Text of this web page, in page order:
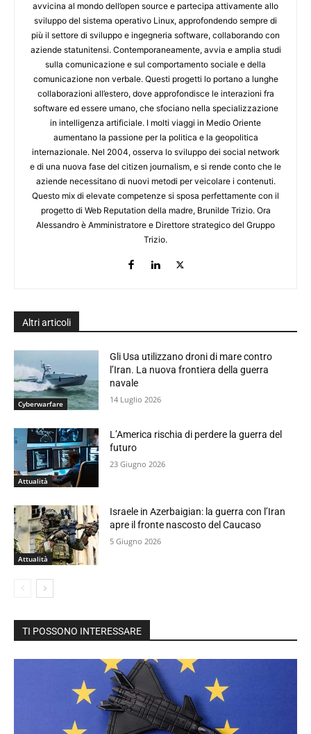
avvicina al mondo dell’open source e partecipa attivamente allo
sviluppo del sistema operativo Linux, approfondendo sempre di
più il settore di sviluppo e ingegneria software, collaborando con
aziende statunitensi. Contemporaneamente, avvia e amplia studi
sulla comunicazione e sul comportamento sociale e della
comunicazione non verbale. Questi progetti lo portano a lunghe
collaborazioni all’estero, dove approfondisce le interazioni fra
software ed essere umano, che sfociano nella specializzazione
in intelligenza artificiale. I molti viaggi in Medio Oriente
aumentano la passione per la politica e la geopolitica
internazionale. Nel 2004, osserva lo sviluppo dei social network
e di una nuova fase del citizen journalism, e si rende conto che le
aziende necessitano di nuovi metodi per veicolare i contenuti.
Questo mix di elevate competenze si sposa perfettamente con il
progetto di Web Reputation della madre, Brunilde Trizio. Ora
Alessandro è Amministratore e Direttore strategico del Gruppo
Trizio.
Altri articoli
Cyberwarfare
Gli Usa utilizzano droni di mare contro
l’Iran. La nuova frontiera della guerra
navale
14 Luglio 2026
Attualità
L’America rischia di perdere la guerra del
futuro
23 Giugno 2026
Attualità
Israele in Azerbaigian: la guerra con l’Iran
apre il fronte nascosto del Caucaso
5 Giugno 2026
TI POSSONO INTERESSARE